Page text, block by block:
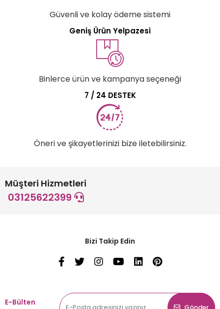
Güvenli ve kolay ödeme sistemi
Geniş Ürün Yelpazesi
Binlerce ürün ve kampanya seçeneği
7 / 24 DESTEK
Öneri ve şikayetlerinizi bize iletebilirsiniz.
Müşteri Hizmetleri
03125622399
Bizi Takip Edin
E-Bülten